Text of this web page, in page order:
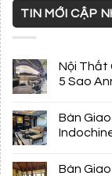
TIN MỚI CẬP
Nội Thất
5 Sao
Bàn
Bàn